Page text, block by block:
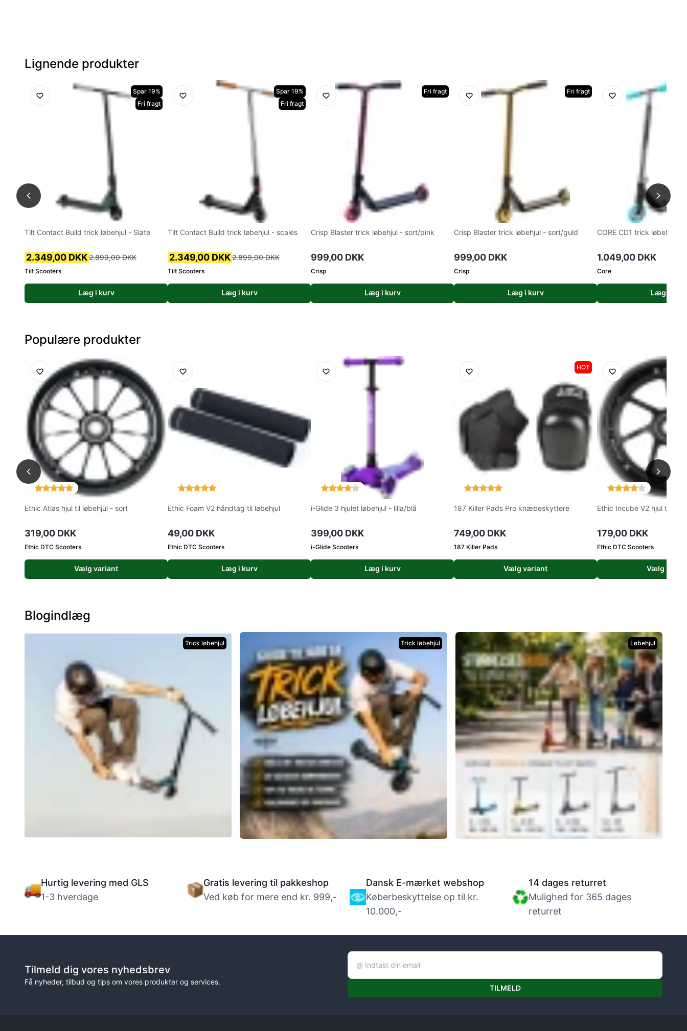
Lignende produkter
Spar 19%
Fri fragt
Tilt Contact Build trick løbehjul - Slate
2.349,00 DKK2.899,00 DKK
Tilt Scooters
Læg i kurv
Spar 19%
Fri fragt
Tilt Contact Build trick løbehjul - scales
2.349,00 DKK2.899,00 DKK
Tilt Scooters
Læg i kurv
Fri fragt
Crisp Blaster trick løbehjul - sort/pink
999,00 DKK
Crisp
Læg i kurv
Fri fragt
Crisp Blaster trick løbehjul - sort/guld
999,00 DKK
Crisp
Læg i kurv
CORE CD1 trick løbehjul -
1.049,00 DKK
Core
Læg i kurv
Populære produkter
Ethic Atlas hjul til løbehjul - sort
319,00 DKK
Ethic DTC Scooters
Vælg variant
Ethic Foam V2 håndtag til løbehjul
49,00 DKK
Ethic DTC Scooters
Læg i kurv
i-Glide 3 hjulet løbehjul - lilla/blå
399,00 DKK
i-Glide Scooters
Læg i kurv
HOT
187 Killer Pads Pro knæbeskyttere
749,00 DKK
187 Killer Pads
Vælg variant
Ethic Incube V2 hjul til
179,00 DKK
Ethic DTC Scooters
Vælg
Blogindlæg
Trick løbehjul Trick løbehjul Løbehjul
Hurtig levering med GLS
1-3 hverdage
Gratis levering til pakkeshop
Ved køb for mere end kr. 999,-
Dansk E-mærket webshop
Køberbeskyttelse op til kr.
10.000,-
14 dages returret
Mulighed for 365 dages
returret
Tilmeld dig vores nyhedsbrev
Få nyheder, tilbud og tips om vores produkter og services.
TILMELD